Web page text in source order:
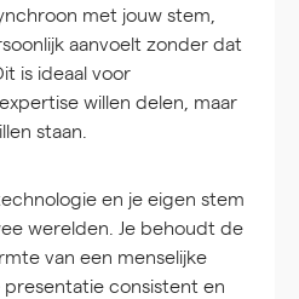
met jouw stem,
aanvoelt zonder dat
is ideaal voor
willen delen, maar
staan.
en je eigen stem
werelden. Je behoudt de
van een menselijke
consistent en